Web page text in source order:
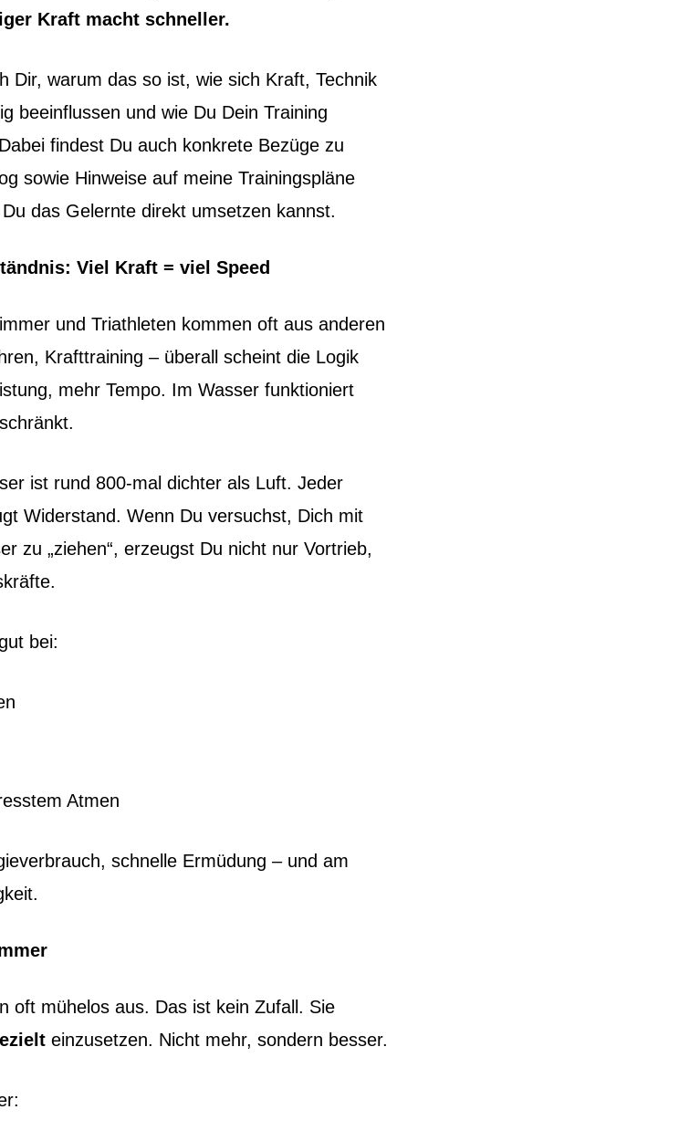
Kraft macht schneller.
Dir, warum das so ist, wie sich Kraft, Technik
beeinflussen und wie Du Dein Training
findest Du auch konkrete Bezüge zu
sowie Hinweise auf meine Trainingspläne
das Gelernte direkt umsetzen kannst.
Viel Kraft = viel Speed
und Triathleten kommen oft aus anderen
Krafttraining – überall scheint die Logik
mehr Tempo. Im Wasser funktioniert
ist rund 800‑mal dichter als Luft. Jeder
Widerstand. Wenn Du versuchst, Dich mit
zu „ziehen“, erzeugst Du nicht nur Vortrieb,
bei:
Atmen
schnelle Ermüdung – und am
oft mühelos aus. Das ist kein Zufall. Sie
einzusetzen. Nicht mehr, sondern besser.